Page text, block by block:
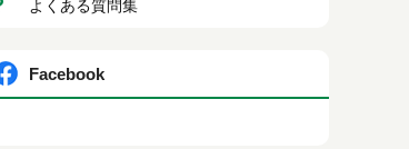
よくある質問集
Facebook